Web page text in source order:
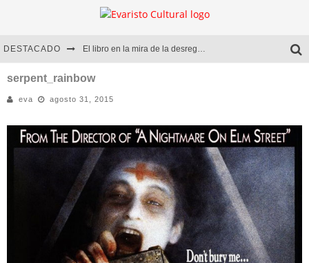
DESTACADO El libro en la mira de la desregulación
Marcelo Rubio | El llovedor
Diego Meret | Hotel Acapulco
Alejandra Correa | La nieve
serpent_rainbow
eva agosto 31, 2015